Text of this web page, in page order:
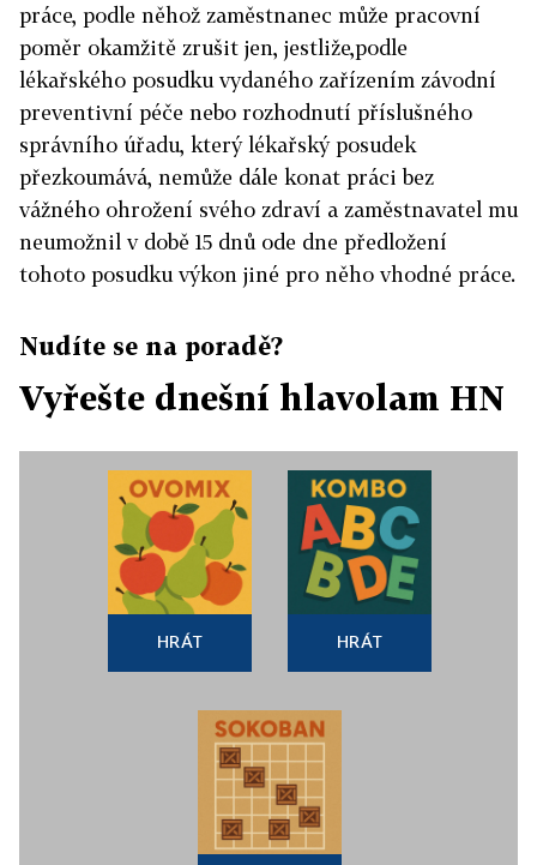
práce, podle něhož zaměstnanec může pracovní
poměr okamžitě zrušit jen, jestliže,podle
lékařského posudku vydaného zařízením závodní
preventivní péče nebo rozhodnutí příslušného
správního úřadu, který lékařský posudek
přezkoumává, nemůže dále konat práci bez
vážného ohrožení svého zdraví a zaměstnavatel mu
neumožnil v době 15 dnů ode dne předložení
tohoto posudku výkon jiné pro něho vhodné práce.
Nudíte se na poradě?
Vyřešte dnešní hlavolam HN
HRÁT HRÁT